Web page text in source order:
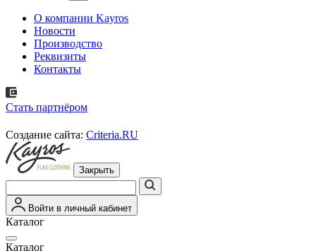
О компании Kayros
Новости
Производство
Реквизиты
Контакты
Стать партнёром
Создание сайта: Criteria.RU
Закрыть
Войти в личный кабинет
Каталог
Каталог